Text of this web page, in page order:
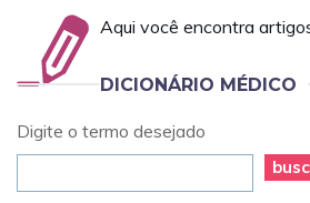
Aqui você encontra
DICIONÁRIO MÉDICO
Digite o termo desejado